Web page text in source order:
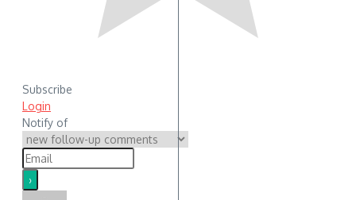
Subscribe
Login
Notify of